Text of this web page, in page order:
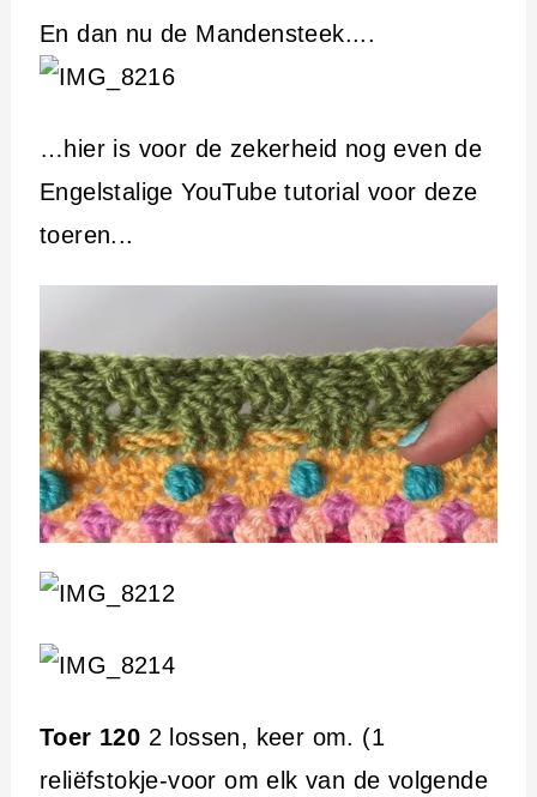
En dan nu de Mandensteek....
…hier is voor de zekerheid nog even de
Engelstalige YouTube tutorial voor deze
toeren...
Toer 120 2 lossen, keer om. (1
reliëfstokje-voor om elk van de volgende